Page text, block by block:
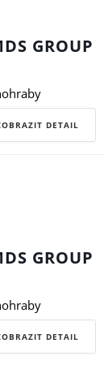
GROUP
DETAIL
GROUP
DETAIL